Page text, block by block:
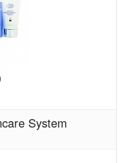
System